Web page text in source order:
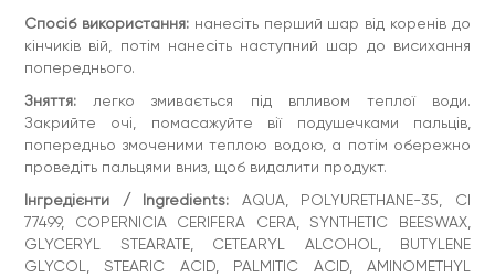
Спосіб використання:нанесіть перший шар від коренів до
кінчиків вій, потім нанесіть наступний шар до висихання
попереднього.
Зняття: легко змивається під впливом теплої води.
Закрийте очі, помасажуйте вії подушечками пальців,
попередньо змоченими теплою водою, а потім обережно
проведіть пальцями вниз, щоб видалити продукт.
Інгредієнти / Ingredients: AQUA, POLYURETHANE-35, CI
77499, COPERNICIA CERIFERA CERA, SYNTHETIC BEESWAX,
GLYCERYL STEARATE, CETEARYL ALCOHOL, BUTYLENE
GLYCOL, STEARIC ACID, PALMITIC ACID, AMINOMETHYL